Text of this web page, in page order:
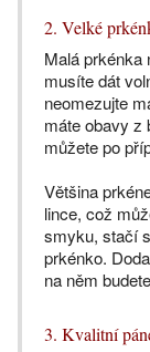
2. Velké
Malá prkénka
musíte dát
neomezujte
máte obavy z
můžete po
Většina
lince, což
smyku, stačí
prkénko.
na něm
3. Kvalitní